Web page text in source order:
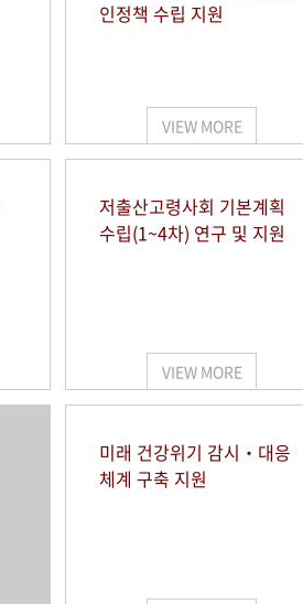
인정책 수립 지원
VIEW MORE
저출산고령사회 기본계획
수립(1~4차) 연구 및 지원
VIEW MORE
미래 건강위기 감시‧대응
체계 구축 지원